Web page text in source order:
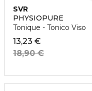
SVR
PHYSIOPURE
Tonique - Tonico Viso
13,23 €
18,90 €